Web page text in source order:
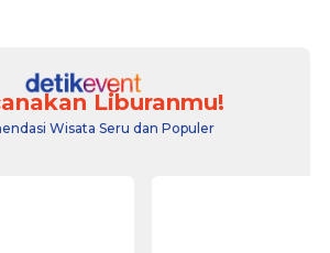
Liburanmu!
Wisata Seru dan Populer